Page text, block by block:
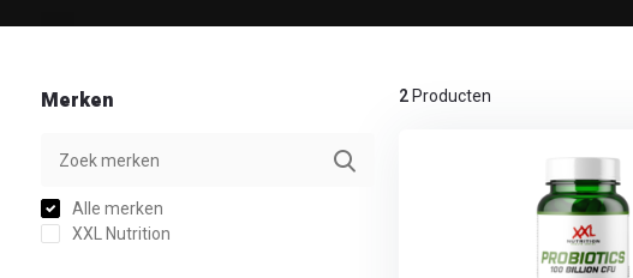
Merken
Alle merken
XXL Nutrition
2Producten